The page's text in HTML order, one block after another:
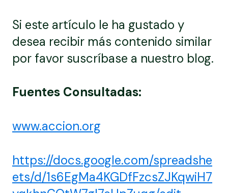
Si este artículo le ha gustado y
desea recibir más contenido similar
por favor suscríbase a nuestro blog.
Fuentes Consultadas:
www.accion.org
https://docs.google.com/spreadshe
ets/d/1s6EgMa4KGDfFzcsZJKqwiH7